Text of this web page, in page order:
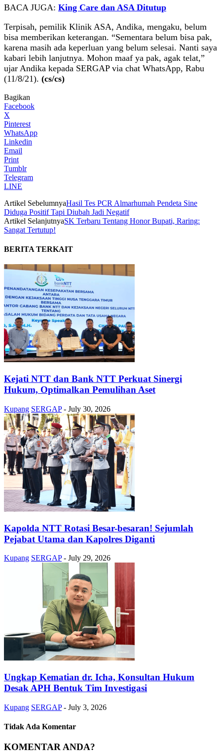
BACA JUGA: King Care dan ASA Ditutup
Terpisah, pemilik Klinik ASA, Andika, mengaku, belum
bisa memberikan keterangan. “Sementara belum bisa pak,
karena masih ada keperluan yang belum selesai. Nanti saya
kabari lebih lanjutnya. Mohon maaf ya pak, agak telat,”
ujar Andika kepada SERGAP via chat WhatsApp, Rabu
(11/8/21). (cs/cs)
Bagikan
Facebook
X
Pinterest
WhatsApp
Linkedin
Email
Print
Tumblr
Telegram
LINE
Artikel SebelumnyaHasil Tes PCR Almarhumah Pendeta Sine
Diduga Positif Tapi Diubah Jadi Negatif
Artikel SelanjutnyaSK Terbaru Tentang Honor Bupati, Raring:
Sangat Tertutup!
BERITA TERKAIT
Kejati NTT dan Bank NTT Perkuat Sinergi
Hukum, Optimalkan Pemulihan Aset
Kupang SERGAP - July 30, 2026
Kapolda NTT Rotasi Besar-besaran! Sejumlah
Pejabat Utama dan Kapolres Diganti
Kupang SERGAP - July 29, 2026
Ungkap Kematian dr. Icha, Konsultan Hukum
Desak APH Bentuk Tim Investigasi
Kupang SERGAP - July 3, 2026
Tidak Ada Komentar
KOMENTAR ANDA?